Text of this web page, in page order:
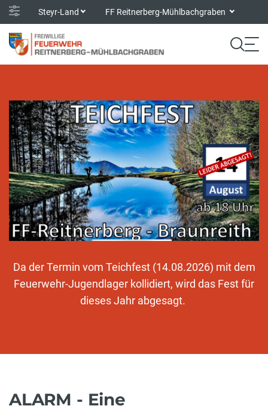
Steyr-Land FF Reitnerberg-Mühlbachgraben
Da der Termin vom Teichfest (14.08.2026) mit dem
Feuerwehr-Jugendlager kollidiert, wird das Fest für
dieses Jahr abgesagt.
ALARM - Eine